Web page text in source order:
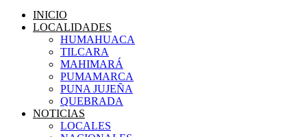
INICIO
LOCALIDADES
HUMAHUACA
TILCARA
MAHIMARÁ
PUMAMARCA
PUNA JUJEÑA
QUEBRADA
NOTICIAS
LOCALES